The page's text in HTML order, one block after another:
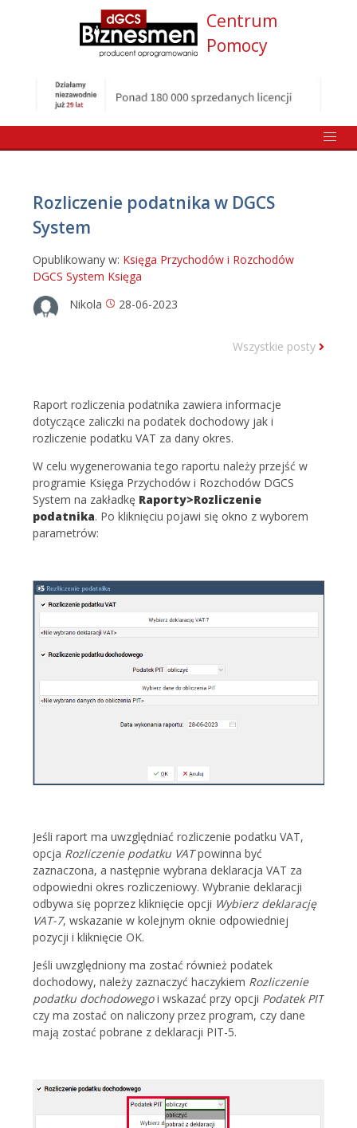
Centrum
Pomocy
Rozliczenie podatnika w DGCS
System
Opublikowany w: Księga Przychodów i Rozchodów
DGCS System Księga
Nikola
28-06-2023
Wszystkie posty
Raport rozliczenia podatnika zawiera informacje
dotyczące zaliczki na podatek dochodowy jak i
rozliczenie podatku VAT za dany okres.
W celu wygenerowania tego raportu należy przejść w
programie Księga Przychodów i Rozchodów DGCS
System na zakładkę Raporty>Rozliczenie
podatnika. Po kliknięciu pojawi się okno z wyborem
parametrów:
Jeśli raport ma uwzględniać rozliczenie podatku VAT,
opcja Rozliczenie podatku VATpowinna być
zaznaczona, a następnie wybrana deklaracja VAT za
odpowiedni okres rozliczeniowy. Wybranie deklaracji
odbywa się poprzez kliknięcie opcji Wybierz deklarację
VAT-7, wskazanie w kolejnym oknie odpowiedniej
pozycji i kliknięcie OK.
Jeśli uwzględniony ma zostać również podatek
dochodowy, należy zaznaczyć haczykiem Rozliczenie
podatku dochodowegoi wskazać przy opcji Podatek PIT
czy ma zostać on naliczony przez program, czy dane
mają zostać pobrane z deklaracji PIT-5.